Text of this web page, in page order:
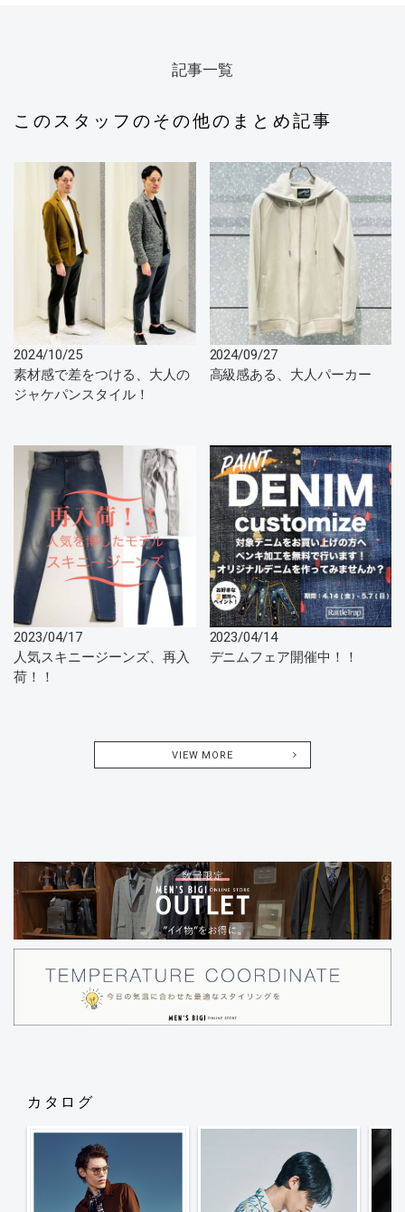
記事一覧
このスタッフのその他のまとめ記事
2024/10/25
素材感で差をつける、大人の
ジャケパンスタイル！
2024/09/27
高級感ある、大人パーカー
2023/04/17
人気スキニージーンズ、再入
荷！！
2023/04/14
デニムフェア開催中！！
VIEW MORE
カタログ